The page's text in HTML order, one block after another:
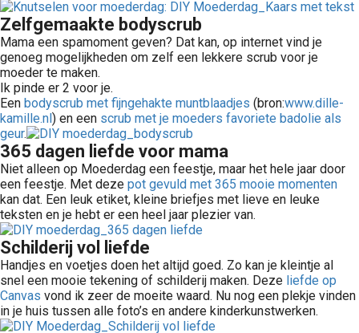
Zelfgemaakte bodyscrub
Mama een spamoment geven? Dat kan, op internet vind je
genoeg mogelijkheden om zelf een lekkere scrub voor je
moeder te maken.
Ik pinde er 2 voor je.
Een bodyscrub met fijngehakte muntblaadjes (bron:www.dille-
kamille.nl) en een scrub met je moeders favoriete badolie als
geur.
365 dagen liefde voor mama
Niet alleen op Moederdag een feestje, maar het hele jaar door
een feestje. Met deze pot gevuld met 365 mooie momenten
kan dat. Een leuk etiket, kleine briefjes met lieve en leuke
teksten en je hebt er een heel jaar plezier van.
Schilderij vol liefde
Handjes en voetjes doen het altijd goed. Zo kan je kleintje al
snel een mooie tekening of schilderij maken. Deze liefde op
Canvas vond ik zeer de moeite waard. Nu nog een plekje vinden
in je huis tussen alle foto’s en andere kinderkunstwerken.